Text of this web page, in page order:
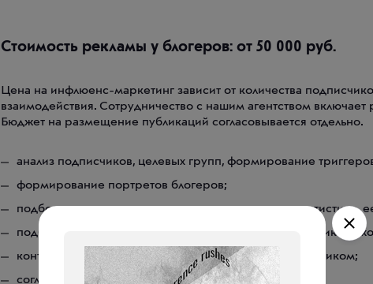
Стоимость рекламы у блогеров: от 50 000 руб.
Цена на инфлюенс-маркетинг зависит от количества
взаимодействия. Сотрудничество с нашим агентством
Бюджет на размещение публикаций согласовывается отдельно.
анализ подписчиков, целевых групп, формирование
формирование портретов блогеров;
подбор аккаунтов, проверка сервисами, запрос статистики,
подбор форматов взаимодействия, составление графика
контроль размещения рекламы в соответствии с графиком;
согласование рекламы с компанией и блогером;